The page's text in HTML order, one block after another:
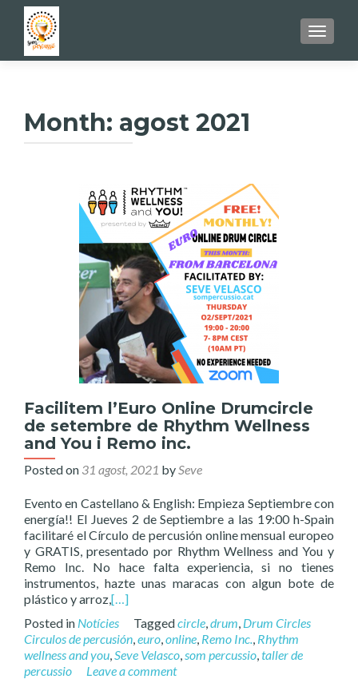
Month: agost 2021
Facilitem l’Euro Online Drumcircle
de setembre de Rhythm Wellness
and You i Remo inc.
Posted on 31 agost, 2021 bySeve
Evento en Castellano & English: Empieza Septiembre con
energía!! El Jueves 2 de Septiembre a las 19:00 h-Spain
facilitaré el Círculo de percusión online mensual europeo
y GRATIS, presentado por Rhythm Wellness and You y
Remo Inc. No hace falta experiencia, si no tienes
instrumentos, hazte unas maracas con algun bote de
plástico y arroz,[…]
Posted in Notícies Taggedcircle,drum, Drum Circles
Circulos de percusión,euro,online, Remo Inc., Rhythm
wellness and you,Seve Velasco,som percussio,taller de
percussio
Leave a comment